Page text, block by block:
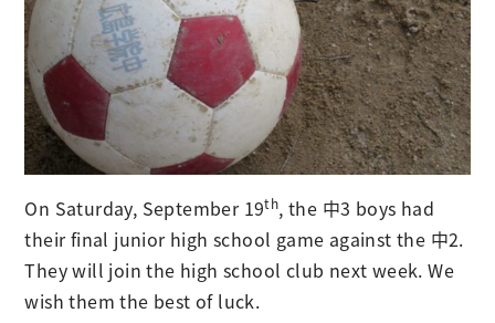
On Saturday, September 19th, the 中3 boys had
their final junior high school game against the 中2.
They will join the high school club next week. We
wish them the best of luck.